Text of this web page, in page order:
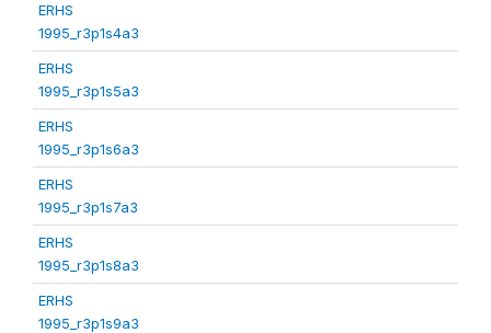
ERHS
1995_r3p1s4a3
ERHS
1995_r3p1s5a3
ERHS
1995_r3p1s6a3
ERHS
1995_r3p1s7a3
ERHS
1995_r3p1s8a3
ERHS
1995_r3p1s9a3